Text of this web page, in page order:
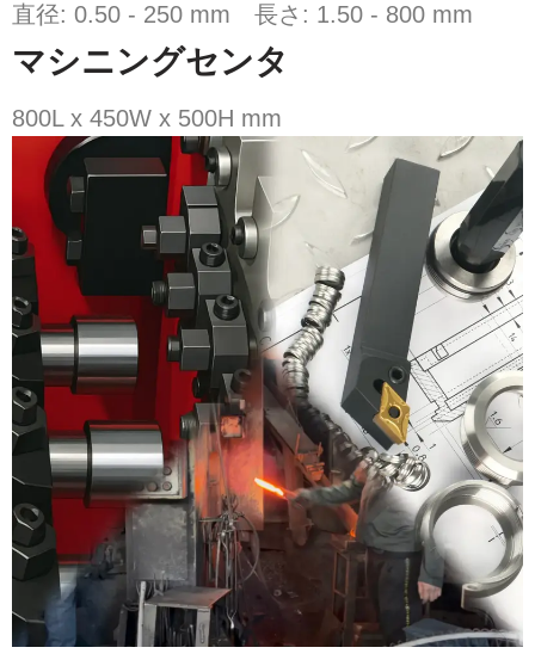
直径: 0.50 - 250 mm 長さ: 1.50 - 800 mm
マシニングセンタ
800L x 450W x 500H mm